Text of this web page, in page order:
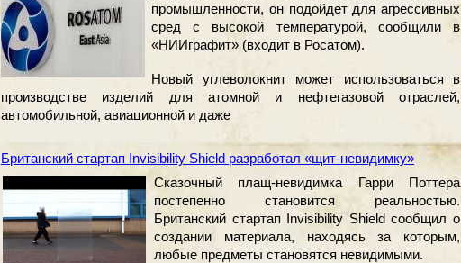
промышленности, он подойдет для агрессивных
сред с высокой температурой, сообщили в
«НИИграфит» (входит в Росатом).
Новый углеволокнит может использоваться в
производстве изделий для атомной и нефтегазовой отраслей,
автомобильной, авиационной и даже
Британский стартап Invisibility Shield разработал «щит-невидимку»
Сказочный плащ-невидимка Гарри Поттера
постепенно становится реальностью.
Британский стартап Invisibility Shield сообщил о
создании материала, находясь за которым,
любые предметы становятся невидимыми.